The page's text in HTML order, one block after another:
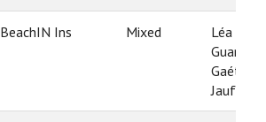
BeachIN Ins Mixed
Léa
Guarino /
Gaétan
Jauffret